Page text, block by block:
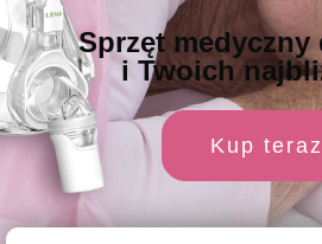
Sprzęt medyczny
i Twoich
Kup teraz